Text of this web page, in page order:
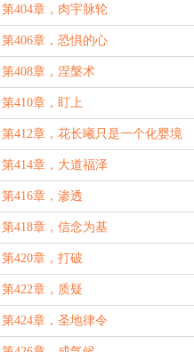
第404章，肉宇脉轮
第406章，恐惧的心
第408章，涅槃术
第410章，盯上
第412章，花长曦只是一个化婴境
修士
第414章，大道福泽
第416章，渗透
第418章，信念为基
第420章，打破
第422章，质疑
第424章，圣地律令